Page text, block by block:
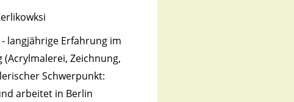
langjährige Erfahrung im
Zeichnung,
Schwerpunkt:
arbeitet in Berlin